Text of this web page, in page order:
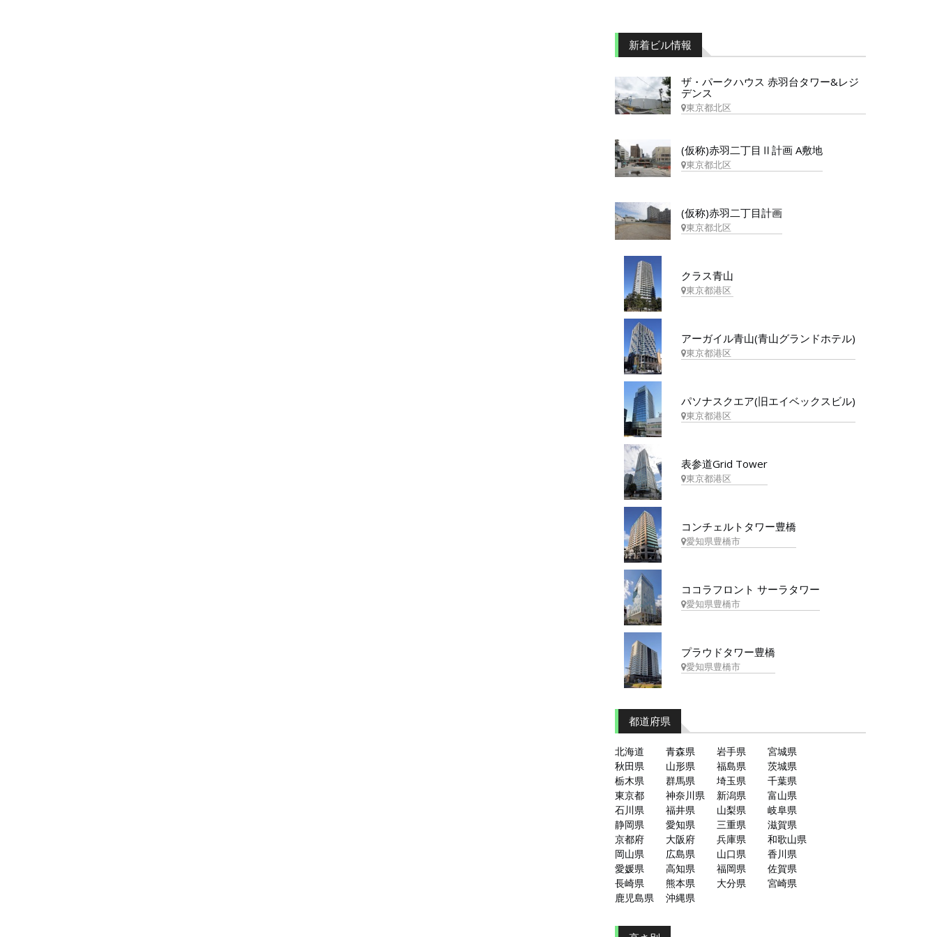
新着ビル情報
ザ・パークハウス 赤羽台タワー&レジ
デンス
東京都北区
(仮称)赤羽二丁目Ⅱ計画 A敷地
東京都北区
(仮称)赤羽二丁目計画
東京都北区
クラス青山
東京都港区
アーガイル青山(青山グランドホテル)
東京都港区
パソナスクエア(旧エイベックスビル)
東京都港区
表参道Grid Tower
東京都港区
コンチェルトタワー豊橋
愛知県豊橋市
ココラフロント サーラタワー
愛知県豊橋市
プラウドタワー豊橋
愛知県豊橋市
都道府県
北海道 青森県 岩手県
宮城県
秋田県
山形県 福島県
茨城県
栃木県
群馬県 埼玉県
千葉県
東京都
神奈川県 新潟県
富山県
石川県
福井県 山梨県
岐阜県
静岡県
愛知県 三重県
滋賀県
京都府
大阪府 兵庫県
和歌山県
岡山県
広島県 山口県
香川県
愛媛県
高知県 福岡県
佐賀県
長崎県
熊本県 大分県
宮崎県
鹿児島県
沖縄県